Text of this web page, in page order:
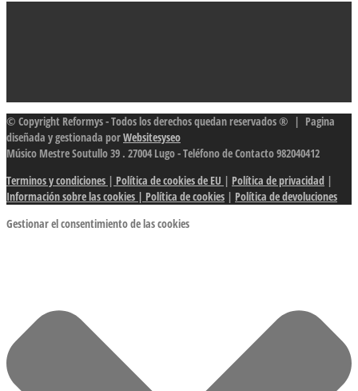
© Copyright Reformys - Todos los derechos quedan reservados ® | Pagina
diseñada y gestionada porWebsitesyseo
Músico Mestre Soutullo 39 . 27004 Lugo - Teléfono de Contacto 982040412
Terminos y condiciones | Política de cookies de EU | Política de privacidad |
Información sobre las cookies | Política de cookies | Política de devoluciones
Gestionar el consentimiento de las cookies